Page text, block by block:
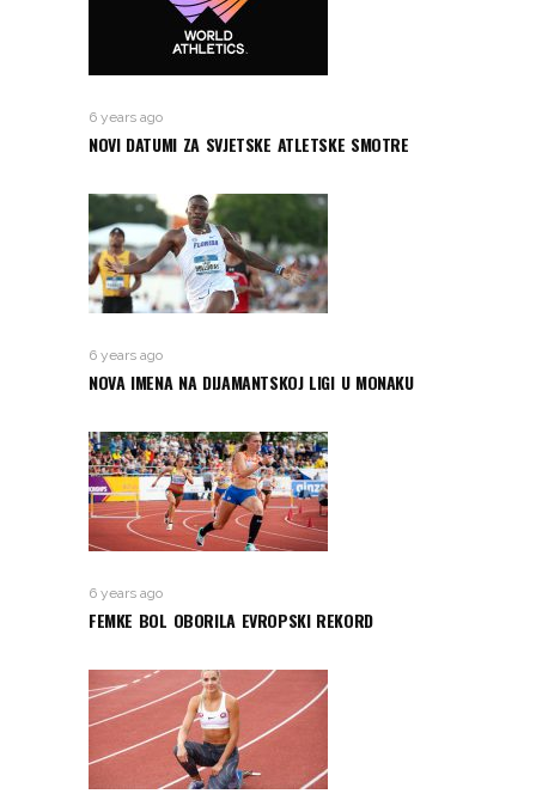
6 years ago
NOVI DATUMI ZA SVJETSKE ATLETSKE SMOTRE
6 years ago
NOVA IMENA NA DIJAMANTSKOJ LIGI U MONAKU
6 years ago
FEMKE BOL OBORILA EVROPSKI REKORD